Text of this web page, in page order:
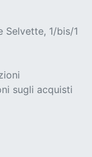
Selvette, 1/bis/1
sugli acquisti